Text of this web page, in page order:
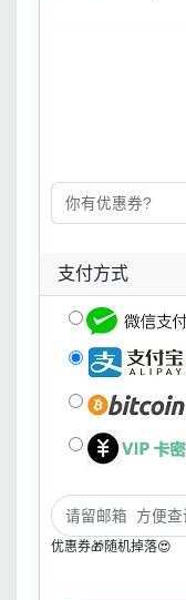
支付方式
优惠券🎁随机掉落😍